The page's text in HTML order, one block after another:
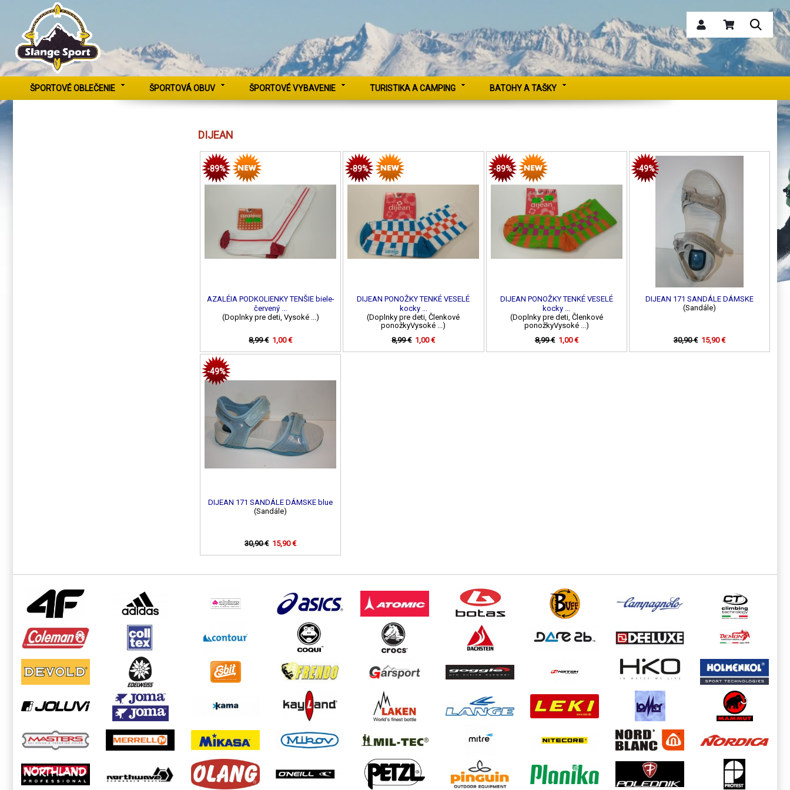
ŠPORTOVÉ OBLEČENIE ŠPORTOVÁ OBUV ŠPORTOVÉ VYBAVENIE TURISTIKA A CAMPING BATOHY A TAŠKY
DIJEAN
-89%
AZALÉIA PODKOLIENKY TENŠIE biele-
červený ...
(Doplnky pre deti, Vysoké ...)
8,99 € 1,00 €
-89%
DIJEAN PONOŽKY TENKÉ VESELÉ
kocky ...
(Doplnky pre deti, Členkové
ponožkyVysoké ...)
8,99 € 1,00 €
-89%
DIJEAN PONOŽKY TENKÉ VESELÉ
kocky ...
(Doplnky pre deti, Členkové
ponožkyVysoké ...)
8,99 € 1,00 €
-49%
DIJEAN 171 SANDÁLE DÁMSKE
(Sandále)
30,90 € 15,90 €
-49%
DIJEAN 171 SANDÁLE DÁMSKE blue
(Sandále)
30,90 € 15,90 €